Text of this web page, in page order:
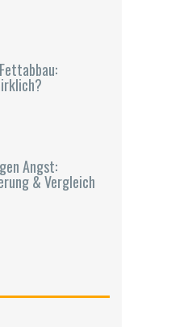
Angst:
& Vergleich